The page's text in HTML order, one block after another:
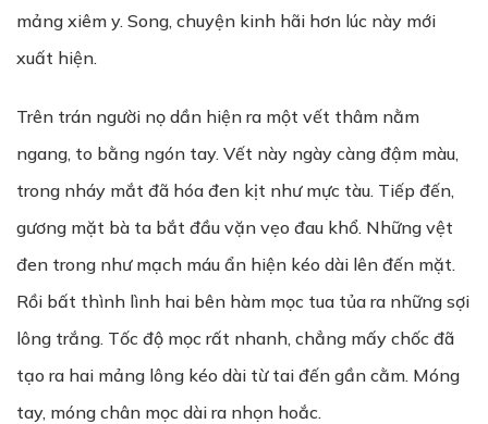
mảng xiêm y. Song, chuyện kinh hãi hơn lúc này mới
xuất hiện.
Trên trán người nọ dần hiện ra một vết thâm nằm
ngang, to bằng ngón tay. Vết này ngày càng đậm màu,
trong nháy mắt đã hóa đen kịt như mực tàu. Tiếp đến,
gương mặt bà ta bắt đầu vặn vẹo đau khổ. Những vệt
đen trong như mạch máu ẩn hiện kéo dài lên đến mặt.
Rồi bất thình lình hai bên hàm mọc tua tủa ra những sợi
lông trắng. Tốc độ mọc rất nhanh, chẳng mấy chốc đã
tạo ra hai mảng lông kéo dài từ tai đến gần cằm. Móng
tay, móng chân mọc dài ra nhọn hoắc.